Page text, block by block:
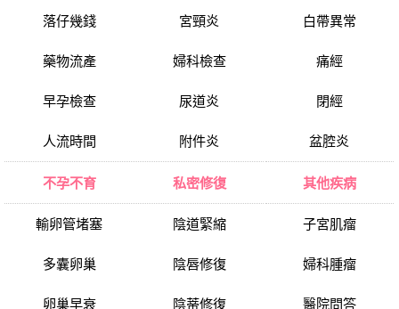
落仔幾錢
藥物流產
早孕檢查
人流時間
宮頸炎
婦科檢查
尿道炎
附件炎
白帶異常
痛經
閉經
盆腔炎
不孕不育
輸卵管堵塞
多囊卵巢
卵巢早衰
私密修復
陰道緊縮
陰唇修復
陰蒂修復
其他疾病
子宮肌瘤
婦科腫瘤
醫院問答